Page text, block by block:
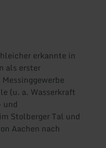
erkannte in
als erster
(u. a. Wasserkraft
und
Stolberger Tal und
Aachen nach